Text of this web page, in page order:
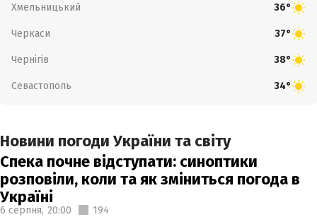
Хмельницький 36°
Черкаси 37°
Чернігів 38°
Севастополь 34°
Новини погоди України та світу
Спека почне відступати: синоптики
розповіли, коли та як зміниться погода в
Україні
6 серпня, 20:00 194